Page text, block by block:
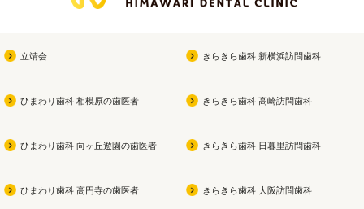
立靖会
ひまわり歯科 相模原の歯医者
ひまわり歯科 向ヶ丘遊園の歯医者
ひまわり歯科 高円寺の歯医者
きらきら歯科 新横浜訪問歯科
きらきら歯科 高崎訪問歯科
きらきら歯科 日暮里訪問歯科
きらきら歯科 大阪訪問歯科